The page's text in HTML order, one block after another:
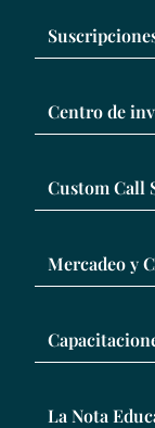
Centro de
Custom Call
Mercadeo y
La Nota